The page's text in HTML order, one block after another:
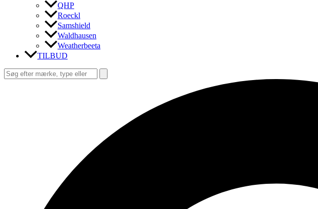
QHP
Roeckl
Samshield
Waldhausen
Weatherbeeta
TILBUD
Søg
efter: